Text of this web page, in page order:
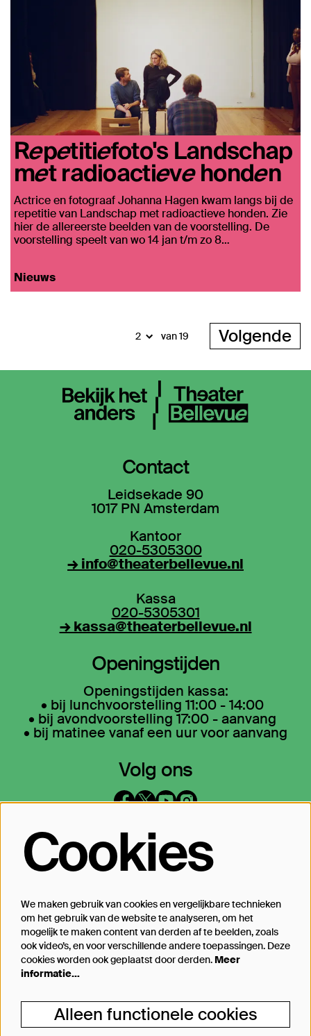
Repetitiefoto's Landschap
met radioactieve honden
Actrice en fotograaf Johanna Hagen kwam langs bij de
repetitie van Landschap met radioactieve honden. Zie
hier de allereerste beelden van de voorstelling. De
voorstelling speelt van wo 14 jan t/m zo 8…
Nieuws
van 19 Volgende
Contact
Leidsekade 90
1017 PN Amsterdam
Kantoor
020-5305300
→ info@theaterbellevue.nl
Kassa
020-5305301
→ kassa@theaterbellevue.nl
Openingstijden
Openingstijden kassa:
• bij lunchvoorstelling 11:00 - 14:00
• bij avondvoorstelling 17:00 - aanvang
• bij matinee vanaf een uur voor aanvang
Volg ons
Op de hoogte blijven?
Inschrijven
Steun Theater Bellevue
Je kunt Theater Bellevue ook steunen, van
Cookies
We maken gebruik van cookies en vergelijkbare technieken
om het gebruik van de website te analyseren, om het
mogelijk te maken content van derden af te beelden, zoals
ook video’s, en voor verschillende andere toepassingen. Deze
cookies worden ook geplaatst door derden. Meer
informatie…
Alleen functionele cookies